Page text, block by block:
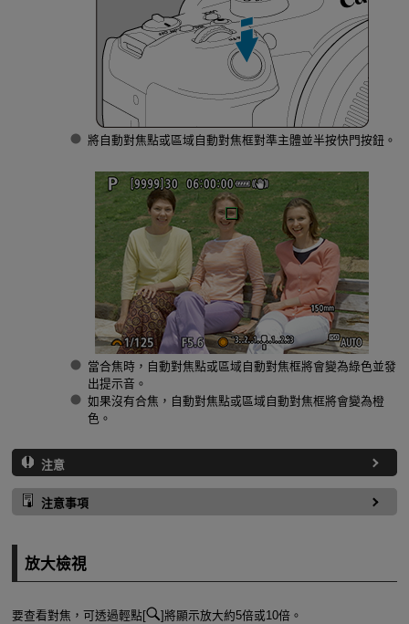
將自動對焦點或區域自動對焦框對準主體並半按快門按鈕。
當合焦時，自動對焦點或區域自動對焦框將會變為綠色並發
出提示音。
如果沒有合焦，自動對焦點或區域自動對焦框將會變為橙
色。
注意
注意事項
放大檢視
要查看對焦，可透過輕點[ ]將顯示放大約5倍或10倍。